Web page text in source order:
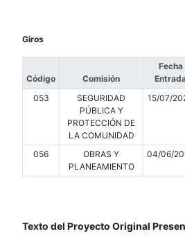
Giros
Código Comisión
Fecha
053
SEGURIDAD
PÚBLICA Y
PROTECCIÓN DE
LA COMUNIDAD
15/07/
056
OBRAS Y
PLANEAMIENTO
04/06/
Texto del Proyecto Original